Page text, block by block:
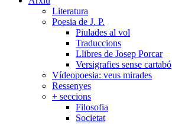
Literatura
Poesia de J. P.
Piulades al vol
Traduccions
Llibres de Josep Porcar
Versigrafies sense cartabó
Vídeopoesia: veus mirades
Ressenyes
+ seccions
Filosofia
Societat